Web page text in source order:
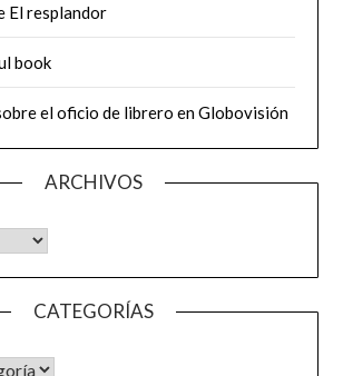
El resplandor
book
el oficio de librero en Globovisión
ARCHIVOS
CATEGORÍAS